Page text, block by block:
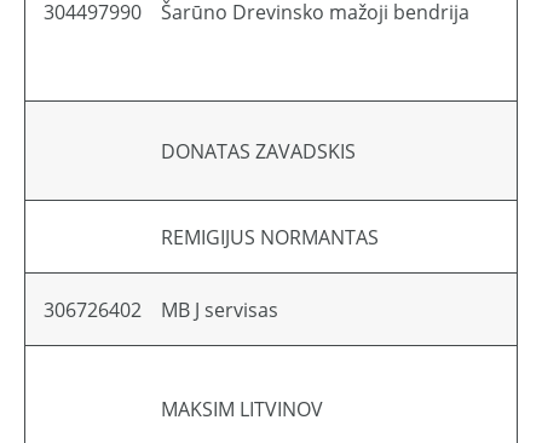
304497990 Šarūno Drevinsko mažoji bendrija
DONATAS ZAVADSKIS
REMIGIJUS NORMANTAS
306726402 MB J servisas
MAKSIM LITVINOV